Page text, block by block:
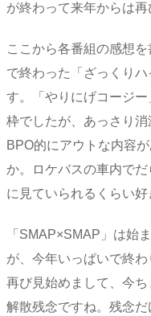
が終わって来年からは再
ここから各番組の感想
で終わった「ざっくり
す。「やりにげコージ
枠でしたが、あっさり
BPO的にアウトな内容
か。ロケバスの車内で
に見ていられるくらい好
「SMAP×SMAP」は始
が、今年いっぱいで終
再び見始めまして、今
解散残念ですね。残念